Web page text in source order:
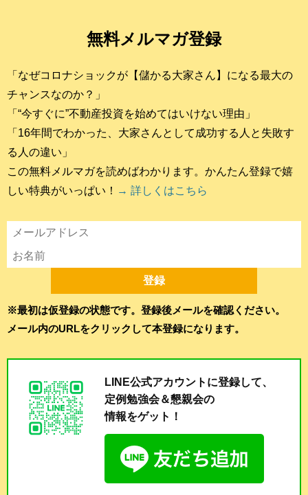
無料メルマガ登録
「なぜコロナショックが【儲かる大家さん】になる最大の
チャンスなのか？」
「“今すぐに”不動産投資を始めてはいけない理由」
「16年間でわかった、大家さんとして成功する人と失敗す
る人の違い」
この無料メルマガを読めばわかります。かんたん登録で嬉
しい特典がいっぱい！ → 詳しくはこちら
※最初は仮登録の状態です。登録後メールを確認ください。
メール内のURLをクリックして本登録になります。
LINE公式アカウントに登録して、
定例勉強会＆懇親会の
情報をゲット！